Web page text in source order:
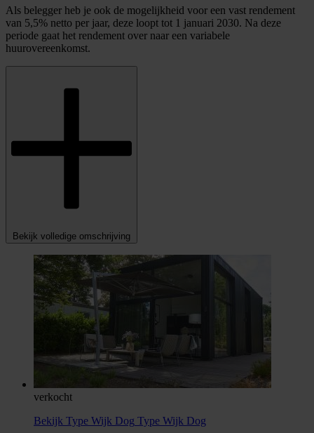
Als belegger heb je ook de mogelijkheid voor een vast rendement
van 5,5% netto per jaar, deze loopt tot 1 januari 2030. Na deze
periode gaat het rendement over naar een variabele
huurovereenkomst.
Bekijk volledige omschrijving
verkocht
Bekijk Type Wijk Dog Type Wijk Dog